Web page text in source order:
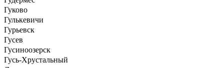
Гуково
Гулькевичи
Гурьевск
Гусев
Гусиноозерск
Гусь-Хрустальный